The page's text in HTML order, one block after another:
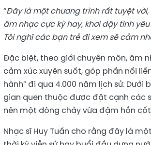
“Đây là một chương trình rất tuyệt
âm nhạc cực kỳ hay, khơi dậy tình
Tôi nghĩ các bạn trẻ đi xem sẽ cảm
Đặc biệt, theo giới chuyên môn, âm
cảm xúc xuyên suốt, góp phần nối
hành” đi qua 4.000 năm lịch sử. Dưới
gian quen thuộc được đặt cạnh các
nên một dòng chảy vừa đậm hồn
Nhạc sĩ Huy Tuấn cho rằng đây là